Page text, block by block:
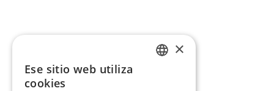
×
Ese sitio web utiliza
cookies